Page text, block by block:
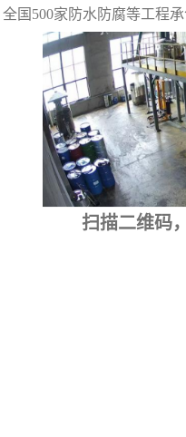
全国500家防水防腐等工程
扫描二维码